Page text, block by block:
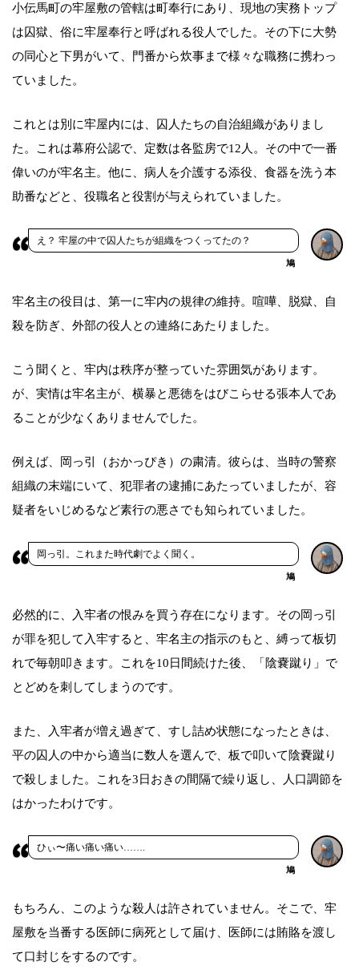
小伝馬町の牢屋敷の管轄は町奉行にあり、現地の実務トップ
は囚獄、俗に牢屋奉行と呼ばれる役人でした。その下に大勢
の同心と下男がいて、門番から炊事まで様々な職務に携わっ
ていました。
これとは別に牢屋内には、囚人たちの自治組織がありまし
た。これは幕府公認で、定数は各監房で12人。その中で一番
偉いのが牢名主。他に、病人を介護する添役、食器を洗う本
助番などと、役職名と役割が与えられていました。
え？ 牢屋の中で囚人たちが組織をつくってたの？
鳩
牢名主の役目は、第一に牢内の規律の維持。喧嘩、脱獄、自
殺を防ぎ、外部の役人との連絡にあたりました。
こう聞くと、牢内は秩序が整っていた雰囲気があります。
が、実情は牢名主が、横暴と悪徳をはびこらせる張本人であ
ることが少なくありませんでした。
例えば、岡っ引（おかっぴき）の粛清。彼らは、当時の警察
組織の末端にいて、犯罪者の逮捕にあたっていましたが、容
疑者をいじめるなど素行の悪さでも知られていました。
岡っ引。これまた時代劇でよく聞く。
鳩
必然的に、入牢者の恨みを買う存在になります。その岡っ引
が罪を犯して入牢すると、牢名主の指示のもと、縛って板切
れで毎朝叩きます。これを10日間続けた後、「陰嚢蹴り」で
とどめを刺してしまうのです。
また、入牢者が増え過ぎて、すし詰め状態になったときは、
平の囚人の中から適当に数人を選んで、板で叩いて陰嚢蹴り
で殺しました。これを3日おきの間隔で繰り返し、人口調節を
はかったわけです。
ひぃ〜痛い痛い痛い…….
鳩
もちろん、このような殺人は許されていません。そこで、牢
屋敷を当番する医師に病死として届け、医師には賄賂を渡し
て口封じをするのです。